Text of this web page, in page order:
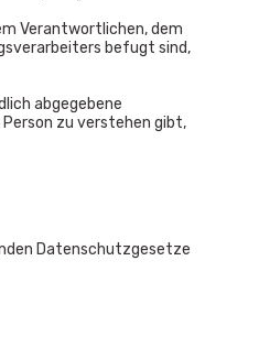
Verantwortlichen, dem
befugt sind,
abgegebene
zu verstehen gibt,
Datenschutzgesetze